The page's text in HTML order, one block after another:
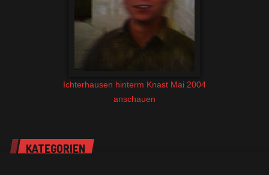
Ichterhausen hinterm Knast Mai 2004
anschauen
KATEGORIEN